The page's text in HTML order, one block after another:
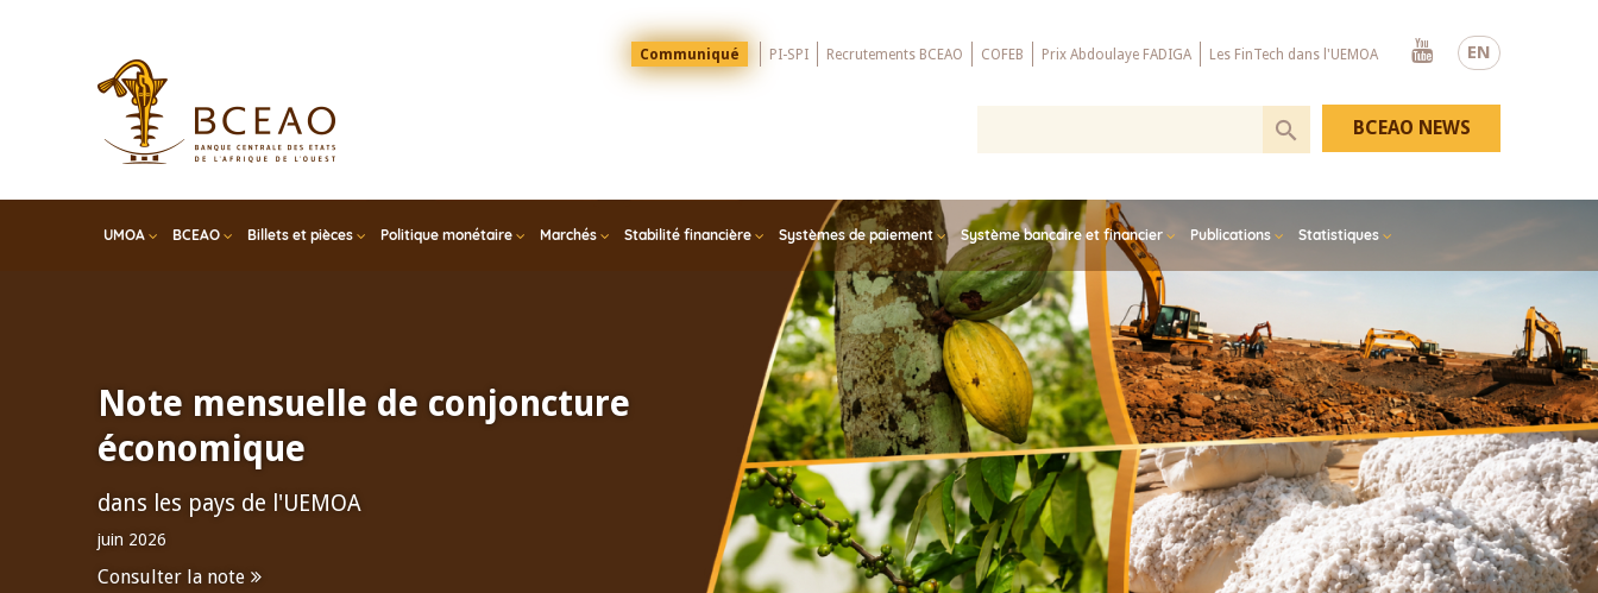
EN
Menu
Top
Communiqué PI-SPI Recrutements BCEAO COFEB Prix Abdoulaye FADIGA Les FinTech dans l'UEMOA
Youtube
UMOA BCEAO Billets et pièces Politique monétaire Marchés Stabilité financière Systèmes de paiement Système bancaire et financier Publications Statistiques
BCEAO NEWS
Note mensuelle de conjoncture
économique
dans les pays de l'UEMOA
juin 2026
Consulter la note